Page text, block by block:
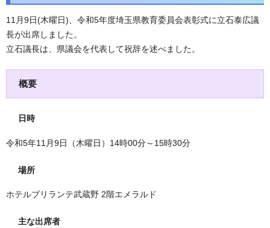
11月9日(木曜日)、令和5年度埼玉県教育委員会表彰式に立石泰広議
長が出席しました。
立石議長は、県議会を代表して祝辞を述べました。
概要
日時
令和5年11月9日（木曜日）14時00分～15時30分
場所
ホテルブリランテ武蔵野 2階エメラルド
主な出席者